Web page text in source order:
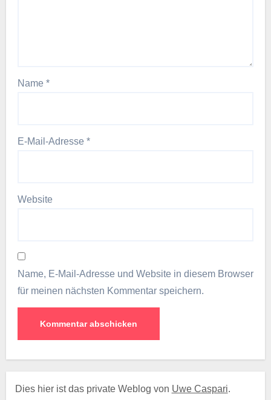
Name *
E-Mail-Adresse *
Website
Name, E-Mail-Adresse und Website in diesem Browser
für meinen nächsten Kommentar speichern.
Dies hier ist das private Weblog von Uwe Caspari.